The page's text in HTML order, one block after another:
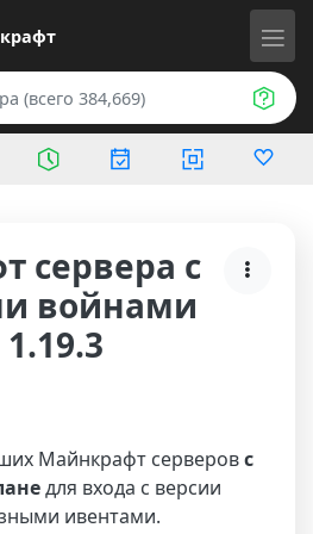
сервера с
войнами
Майнкрафт серверовс
для входа с версии
ивентами.